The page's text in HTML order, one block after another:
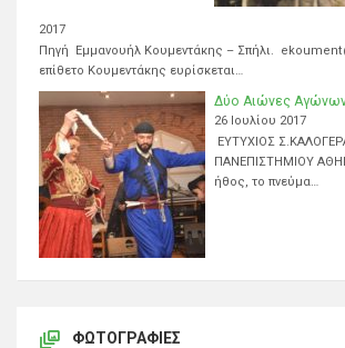
2017
Πηγή Εμμανουήλ Κουμεντάκης – Σπήλι.
επίθετο Κουμεντάκης ευρίσκεται…
Δύο Αιώνες Αγώνων
26 Ιουλίου 2017
ΕΥΤΥΧΙΟΣ
ΠΑΝΕΠΙΣΤΗΜΙΟΥ
ήθος, το πνεύμα…
ΦΩΤΟΓΡΑΦΊΕΣ